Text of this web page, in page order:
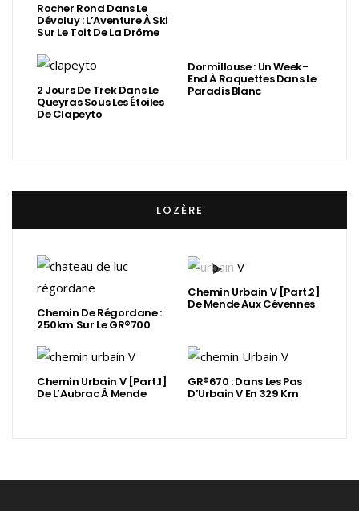
Rocher Rond Dans Le
Dévoluy : L’Aventure À Ski
Sur Le Toit De La Drôme
2 Jours De Trek Dans Le
Queyras Sous Les Étoiles
De Clapeyto
Dormillouse : Un Week-
End À Raquettes Dans Le
Paradis Blanc
LOZÈRE
Chemin De Régordane :
250km Sur Le GR®700
Chemin Urbain V [Part.2]
De Mende Aux Cévennes
Chemin Urbain V [Part.1]
De L’Aubrac À Mende
GR®670 : Dans Les Pas
D’Urbain V En 329 Km